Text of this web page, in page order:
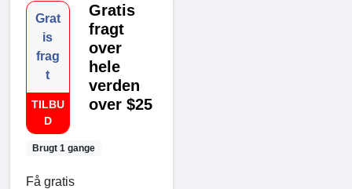
Grat
is
frag
t
TILBU
D
Brugt 1 gange
Gratis
fragt
over
hele
verden
over $25
Få gratis